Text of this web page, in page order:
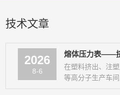
压力爆破阀、智能数字仪表、称重系统
同步，同时与国内高校、研究院紧密...
技术文章
2026
8-6
在塑料挤出、注
等高分子生产车
默默坚守的“核心